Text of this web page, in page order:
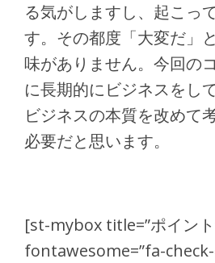
る気がしますし、起こっ
す。その都度「大変だ」
味がありません。今回の
に長期的にビジネスをし
ビジネスの本質を改めて
必要だと思います。
[st-mybox title=”ポイン
fontawesome=”fa-